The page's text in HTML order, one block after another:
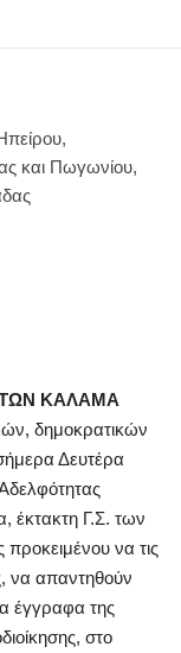
και Πωγωνίου,
ΚΑΛΑΜΑ
δημοκρατικών
Δευτέρα
έκτακτη Γ.Σ. των
να τις
να απαντηθούν
έγγραφα της
στο